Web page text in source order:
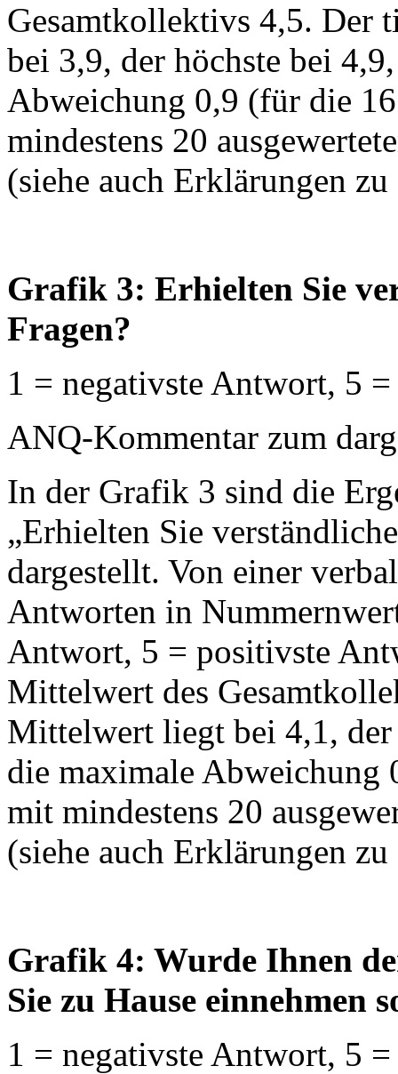
Gesamtkollektivs 4,5. Der
bei 3,9, der höchste bei
Abweichung 0,9 (für die
mindestens 20
(siehe auch Erklärungen
Grafik 3: Erhielten Sie
Fragen?
1 = negativste Antwort, 5
ANQ-Kommentar zum
In der Grafik 3 sind die
„Erhielten Sie
dargestellt. Von einer
Antworten in
Antwort, 5 = positivste
Mittelwert des
Mittelwert liegt bei 4,1,
die maximale
mit mindestens 20
(siehe auch Erklärungen
Grafik 4: Wurde Ihnen
Sie zu Hause einnehmen
1 = negativste Antwort, 5